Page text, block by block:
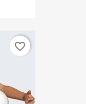
favorite_border